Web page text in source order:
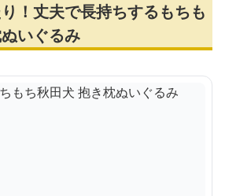
！丈夫で長持ちするもちも
いぐるみ